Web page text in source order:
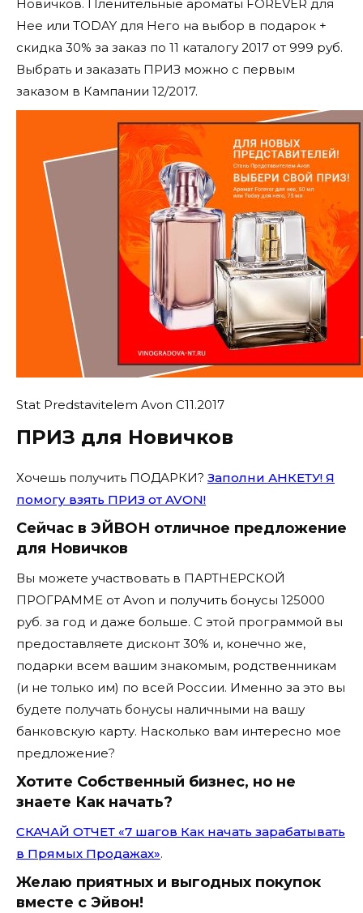
Новичков. Пленительные ароматы FOREVER для
Нее или TODAY для Него на выбор в подарок +
скидка 30% за заказ по 11 каталогу 2017 от 999 руб.
Выбрать и заказать ПРИЗ можно с первым
заказом в Кампании 12/2017.
Stat Predstavitelem Avon C11.2017
ПРИЗ для Новичков
Хочешь получить ПОДАРКИ? Заполни АНКЕТУ! Я
помогу взять ПРИЗ от AVON!
Сейчас в ЭЙВОН отличное предложение
для Новичков
Вы можете участвовать в ПАРТНЕРСКОЙ
ПРОГРАММЕ от Avon и получить бонусы 125000
руб. за год и даже больше. С этой программой вы
предоставляете дисконт 30% и, конечно же,
подарки всем вашим знакомым, родственникам
(и не только им) по всей России. Именно за это вы
будете получать бонусы наличными на вашу
банковскую карту. Насколько вам интересно мое
предложение?
Хотите Собственный бизнес, но не
знаете Как начать?
СКАЧАЙ ОТЧЕТ «7 шагов Как начать зарабатывать
в Прямых Продажах».
Желаю приятных и выгодных покупок
вместе с Эйвон!